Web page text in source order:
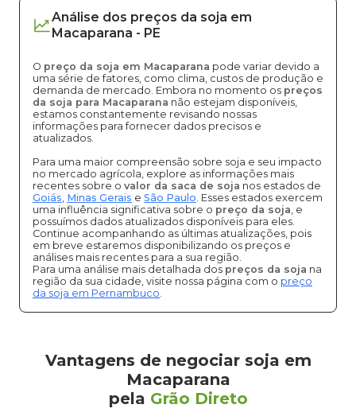
Análise dos preços da soja em
Macaparana - PE
O preço da soja em Macaparana pode variar devido a
uma série de fatores, como clima, custos de produção e
demanda de mercado. Embora no momento os preços
da soja para Macaparana não estejam disponíveis,
estamos constantemente revisando nossas
informações para fornecer dados precisos e
atualizados.
Para uma maior compreensão sobre soja e seu impacto
no mercado agrícola, explore as informações mais
recentes sobre o valor da saca de soja nos estados de
Goiás, Minas Gerais e São Paulo. Esses estados exercem
uma influência significativa sobre o preço da soja, e
possuímos dados atualizados disponíveis para eles.
Continue acompanhando as últimas atualizações, pois
em breve estaremos disponibilizando os preços e
análises mais recentes para a sua região.
Para uma análise mais detalhada dos preços da soja na
região da sua cidade, visite nossa página com o preço
da soja em Pernambuco.
Vantagens de negociar soja em
Macaparana
pela Grão Direto